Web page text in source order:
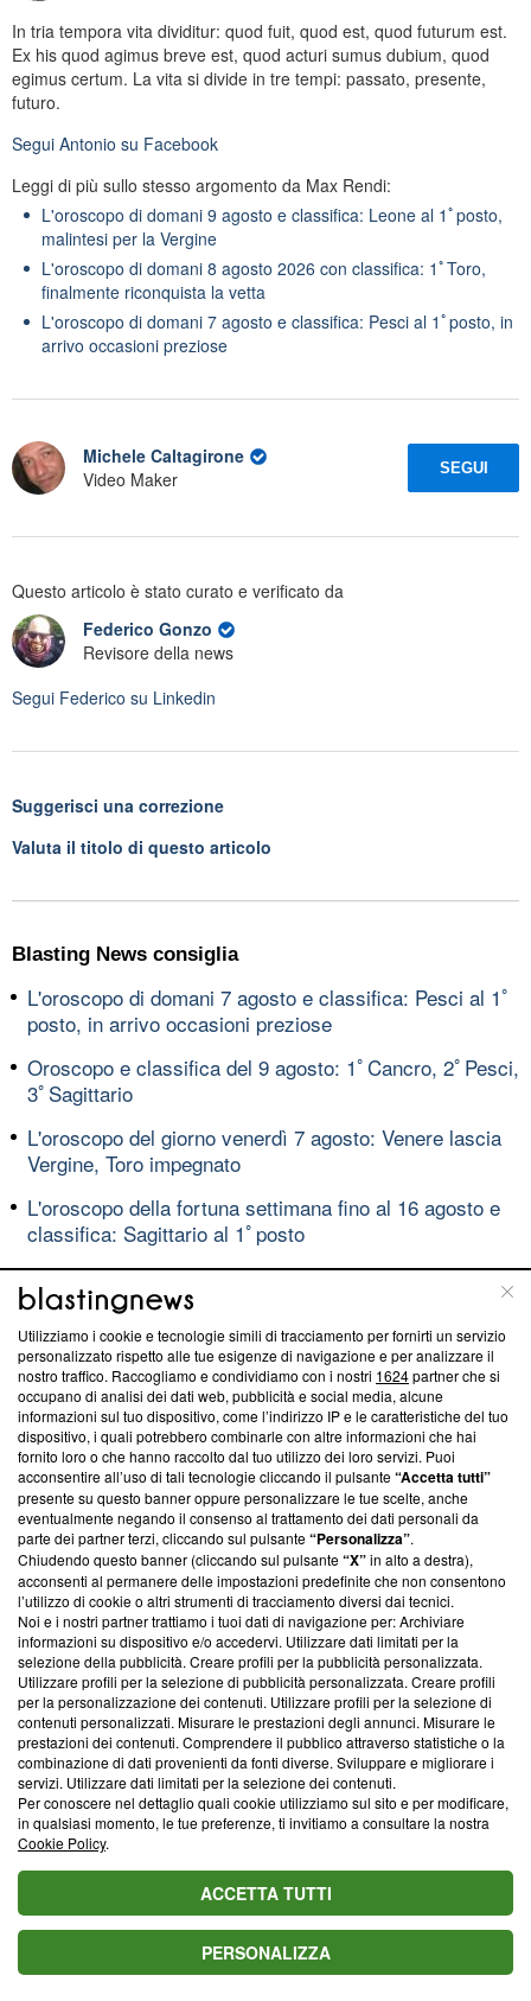
In tria tempora vita dividitur: quod fuit, quod est, quod futurum est.
Ex his quod agimus breve est, quod acturi sumus dubium, quod
egimus certum. La vita si divide in tre tempi: passato, presente,
futuro.
Segui Antonio su Facebook
Leggi di più sullo stesso argomento da Max Rendi:
L'oroscopo di domani 9 agosto e classifica: Leone al 1ﾟposto,
malintesi per la Vergine
L'oroscopo di domani 8 agosto 2026 con classifica: 1ﾟToro,
finalmente riconquista la vetta
L'oroscopo di domani 7 agosto e classifica: Pesci al 1ﾟposto, in
arrivo occasioni preziose
Michele Caltagirone
Video Maker
SEGUI
Questo articolo è stato curato e verificato da
Federico Gonzo
Revisore della news
Segui Federico su Linkedin
Suggerisci una correzione
Valuta il titolo di questo articolo
Blasting News consiglia
L'oroscopo di domani 7 agosto e classifica: Pesci al 1ﾟ
posto, in arrivo occasioni preziose
Oroscopo e classifica del 9 agosto: 1ﾟCancro, 2ﾟPesci,
3ﾟSagittario
L'oroscopo del giorno venerdì 7 agosto: Venere lascia
Vergine, Toro impegnato
L'oroscopo della fortuna settimana fino al 16 agosto e
classifica: Sagittario al 1ﾟposto
L'oroscopo letterario di domenica 2 marzo: Capricorno
in La montagna incantata di Mann
L'oroscopo del giorno 3 marzo e classifica: Cancro in
testa, Capricorno reattivi
Amarcord, dal Mundialito al Trofeo Berlusconi: storia
dei grandi tornei estiviVIDEO
Inter-Romero: c'è l'accordo con il Tottenham, manca
quello con il difensore argentinoVIDEO
Blasting News lavora con l’Unione Europea nella lotta
contro le fake news
ABOUT LINEA EDITORIALE
Questa sezione offre informazioni trasparenti su Blasting
News, sui nostri processi editoriali e su come ci impegniamo a
creare news di qualità. Inoltre, afferma la nostra aderenza a
‘Trust Project - News with Integrity’ Blasting News non è
ancora membro del programma, ma ha richiesto di farne
conformità agli standard.
Utilizziamo i cookie e tecnologie simili di tracciamento per fornirti un servizio
personalizzato rispetto alle tue esigenze di navigazione e per analizzare il
nostro traffico. Raccogliamo e condividiamo con i nostri 1624partner che si
occupano di analisi dei dati web, pubblicità e social media, alcune
informazioni sul tuo dispositivo, come l’indirizzo IP e le caratteristiche del tuo
dispositivo, i quali potrebbero combinarle con altre informazioni che hai
fornito loro o che hanno raccolto dal tuo utilizzo dei loro servizi. Puoi
acconsentire all’uso di tali tecnologie cliccando il pulsante“Accetta tutti”
presente su questo banner oppure personalizzare le tue scelte, anche
eventualmente negando il consenso al trattamento dei dati personali da
parte dei partner terzi, cliccando sul pulsante“Personalizza”.
Chiudendo questo banner (cliccando sul pulsante“X”in alto a destra),
acconsenti al permanere delle impostazioni predefinite che non consentono
l’utilizzo di cookie o altri strumenti di tracciamento diversi dai tecnici.
Noi e i nostri partner trattiamo i tuoi dati di navigazione per: Archiviare
informazioni su dispositivo e/o accedervi. Utilizzare dati limitati per la
selezione della pubblicità. Creare profili per la pubblicità personalizzata.
Utilizzare profili per la selezione di pubblicità personalizzata. Creare profili
per la personalizzazione dei contenuti. Utilizzare profili per la selezione di
contenuti personalizzati. Misurare le prestazioni degli annunci. Misurare le
prestazioni dei contenuti. Comprendere il pubblico attraverso statistiche o la
combinazione di dati provenienti da fonti diverse. Sviluppare e migliorare i
servizi. Utilizzare dati limitati per la selezione dei contenuti.
Per conoscere nel dettaglio quali cookie utilizziamo sul sito e per modificare,
in qualsiasi momento, le tue preferenze, ti invitiamo a consultare la nostra
Cookie Policy.
ACCETTA TUTTI
PERSONALIZZA